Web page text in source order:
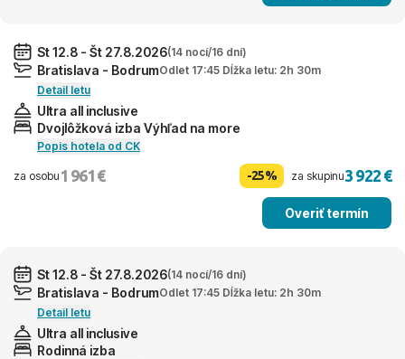
St 12.8 - Št 27.8.2026(14 nocí/16 dní)
Bratislava - BodrumOdlet 17:45 Dĺžka letu: 2h 30m
Detail letu
Ultra all inclusive
Dvojlôžková izba Výhľad na more
Popis hotela od CK
za osobu 1 961 € -25% za skupinu3 922 €
Overiť termín
St 12.8 - Št 27.8.2026(14 nocí/16 dní)
Bratislava - BodrumOdlet 17:45 Dĺžka letu: 2h 30m
Detail letu
Ultra all inclusive
Rodinná izba